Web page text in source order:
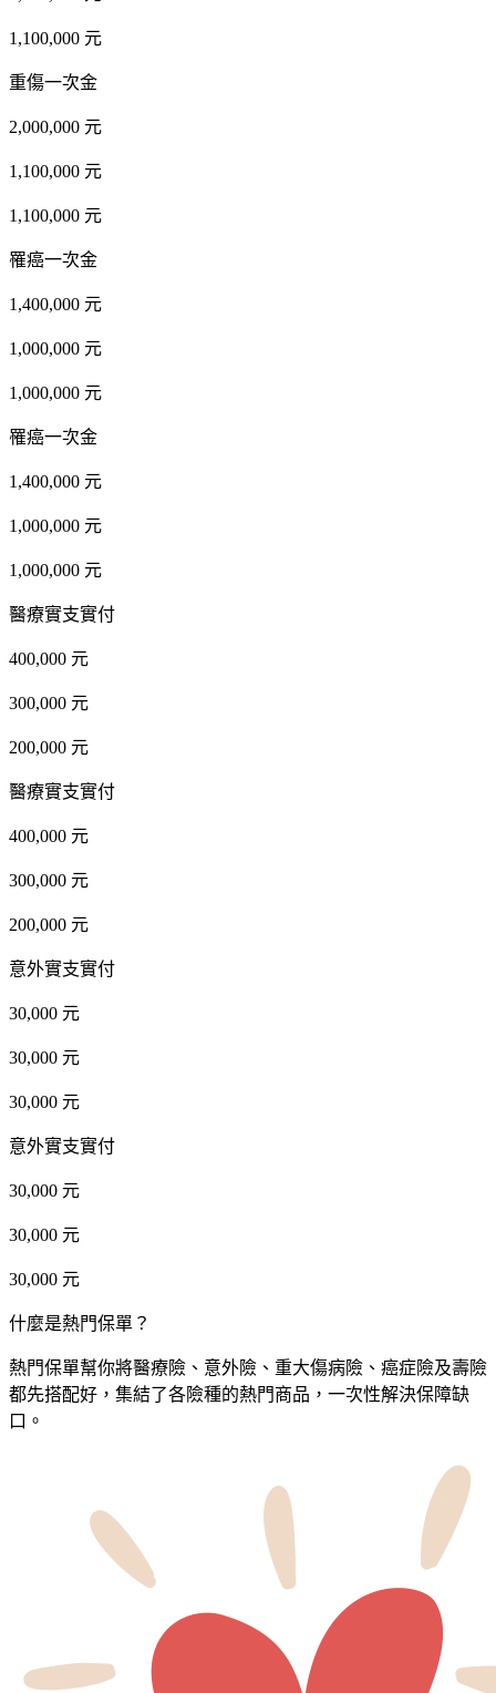
1,100,000 元
重傷一次金
2,000,000 元
1,100,000 元
1,100,000 元
罹癌一次金
1,400,000 元
1,000,000 元
1,000,000 元
罹癌一次金
1,400,000 元
1,000,000 元
1,000,000 元
醫療實支實付
400,000 元
300,000 元
200,000 元
醫療實支實付
400,000 元
300,000 元
200,000 元
意外實支實付
30,000 元
30,000 元
30,000 元
意外實支實付
30,000 元
30,000 元
30,000 元
什麼是熱門保單？
熱門保單幫你將醫療險、意外險、重大傷病險、癌症險及壽險
都先搭配好，集結了各險種的熱門商品，一次性解決保障缺
口。